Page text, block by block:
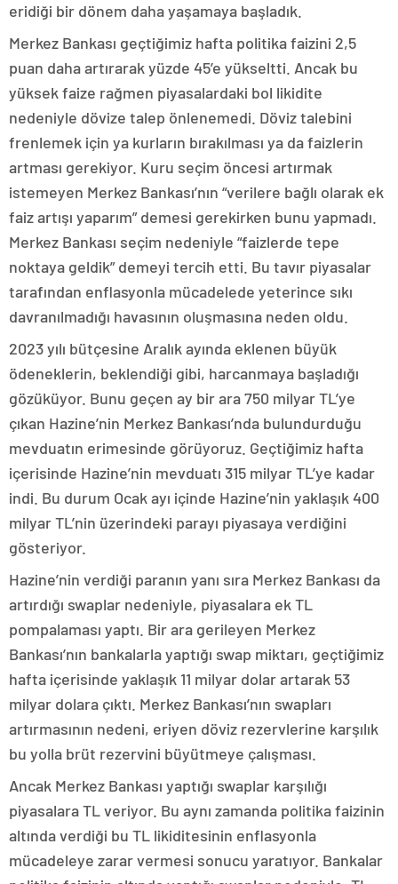
eridiği bir dönem daha yaşamaya başladık.
Merkez Bankası geçtiğimiz hafta politika faizini 2,5
puan daha artırarak yüzde 45’e yükseltti. Ancak bu
yüksek faize rağmen piyasalardaki bol likidite
nedeniyle dövize talep önlenemedi. Döviz talebini
frenlemek için ya kurların bırakılması ya da faizlerin
artması gerekiyor. Kuru seçim öncesi artırmak
istemeyen Merkez Bankası’nın “verilere bağlı olarak ek
faiz artışı yaparım” demesi gerekirken bunu yapmadı.
Merkez Bankası seçim nedeniyle “faizlerde tepe
noktaya geldik” demeyi tercih etti. Bu tavır piyasalar
tarafından enflasyonla mücadelede yeterince sıkı
davranılmadığı havasının oluşmasına neden oldu.
2023 yılı bütçesine Aralık ayında eklenen büyük
ödeneklerin, beklendiği gibi, harcanmaya başladığı
gözüküyor. Bunu geçen ay bir ara 750 milyar TL’ye
çıkan Hazine’nin Merkez Bankası’nda bulundurduğu
mevduatın erimesinde görüyoruz. Geçtiğimiz hafta
içerisinde Hazine’nin mevduatı 315 milyar TL’ye kadar
indi. Bu durum Ocak ayı içinde Hazine’nin yaklaşık 400
milyar TL’nin üzerindeki parayı piyasaya verdiğini
gösteriyor.
Hazine’nin verdiği paranın yanı sıra Merkez Bankası da
artırdığı swaplar nedeniyle, piyasalara ek TL
pompalaması yaptı. Bir ara gerileyen Merkez
Bankası’nın bankalarla yaptığı swap miktarı, geçtiğimiz
hafta içerisinde yaklaşık 11 milyar dolar artarak 53
milyar dolara çıktı. Merkez Bankası’nın swapları
artırmasının nedeni, eriyen döviz rezervlerine karşılık
bu yolla brüt rezervini büyütmeye çalışması.
Ancak Merkez Bankası yaptığı swaplar karşılığı
piyasalara TL veriyor. Bu aynı zamanda politika faizinin
altında verdiği bu TL likiditesinin enflasyonla
mücadeleye zarar vermesi sonucu yaratıyor. Bankalar